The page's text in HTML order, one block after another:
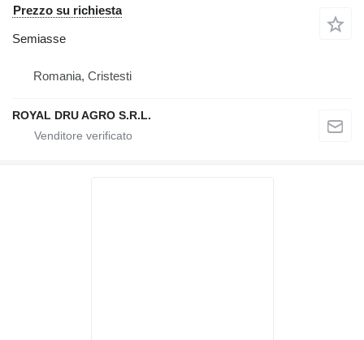
Prezzo su richiesta
Semiasse
Romania, Cristesti
ROYAL DRU AGRO S.R.L.